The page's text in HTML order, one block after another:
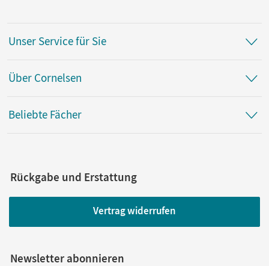
Unser Service für Sie
Über Cornelsen
Beliebte Fächer
Rückgabe und Erstattung
Vertrag widerrufen
Newsletter abonnieren